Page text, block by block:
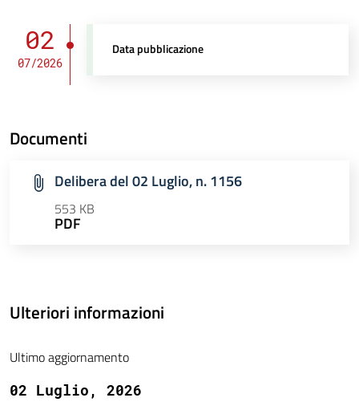
02
07/2026
Data pubblicazione
Documenti
Delibera del 02 Luglio, n. 1156
553 KB
PDF
Ulteriori informazioni
Ultimo aggiornamento
02 Luglio, 2026